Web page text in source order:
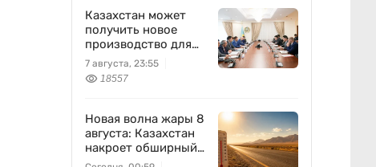
Казахстан может
получить новое
производство для
химпрома и
энергетики
7 августа, 23:55
18557
Новая волна жары 8
августа: Казахстан
накроет обширный
антициклон